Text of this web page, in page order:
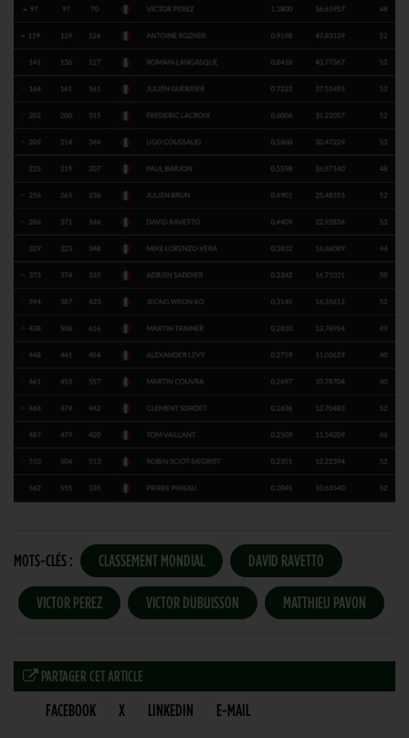
MOTS-CLÉS : CLASSEMENT MONDIAL DAVID RAVETTO
VICTOR PEREZ VICTOR DUBUISSON MATTHIEU PAVON
PARTAGER CET ARTICLE
FACEBOOK X LINKEDIN E-MAIL